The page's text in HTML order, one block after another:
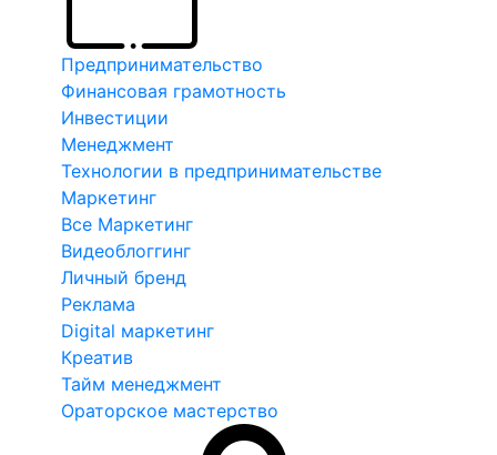
Предпринимательство
Финансовая грамотность
Инвестиции
Менеджмент
Технологии в предпринимательстве
Маркетинг
Все Маркетинг
Видеоблоггинг
Личный бренд
Реклама
Digital маркетинг
Креатив
Тайм менеджмент
Ораторское мастерство